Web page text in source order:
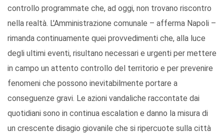
controllo programmate che, ad oggi, non trovano riscontro
nella realtà. L'Amministrazione comunale – afferma Napoli –
rimanda continuamente quei provvedimenti che, alla luce
degli ultimi eventi, risultano necessari e urgenti per mettere
in campo un attento controllo del territorio e per prevenire
fenomeni che possono inevitabilmente portare a
conseguenze gravi. Le azioni vandaliche raccontate dai
quotidiani sono in continua escalation e danno la misura di
un crescente disagio giovanile che si ripercuote sulla città